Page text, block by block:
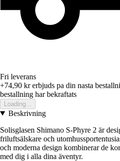
Fri leverans
+74,90 krerbjuds pa din nasta
bestallning har bekraftats
Loading...
Beskrivning
Solisglasen Shimano S-Phyre 2 är
friluftsälskare och
och moderna design kombinerar de
med dig i alla dina äventyr.